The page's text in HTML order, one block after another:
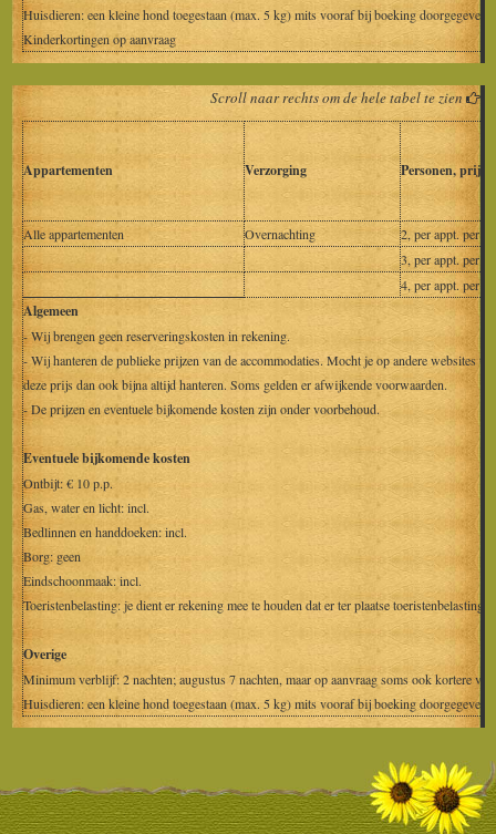
Huisdieren: een kleine hond toegestaan (max. 5 kg) mits vooraf bij boeking doorgegeven;
Kinderkortingen op aanvraag
Scroll naar rechts om de hele tabel te zien
Appartementen Verzorging Personen, prijs
Alle appartementen Overnachting
2, per appt. per
3, per appt. per
4, per appt. per
Algemeen
- Wij brengen geen reserveringskosten in rekening.
- Wij hanteren de publieke prijzen van de accommodaties. Mocht je op andere websites
deze prijs dan ook bijna altijd hanteren. Soms gelden er afwijkende voorwaarden.
- De prijzen en eventuele bijkomende kosten zijn onder voorbehoud.
Eventuele bijkomende kosten
Ontbijt: € 10 p.p.
Gas, water en licht: incl.
Bedlinnen en handdoeken: incl.
Borg: geen
Eindschoonmaak: incl.
Toeristenbelasting: je dient er rekening mee te houden dat er ter plaatse
Overige
Minimum verblijf: 2 nachten; augustus 7 nachten, maar op aanvraag soms ook kortere
Huisdieren: een kleine hond toegestaan (max. 5 kg) mits vooraf bij boeking doorgegeven;